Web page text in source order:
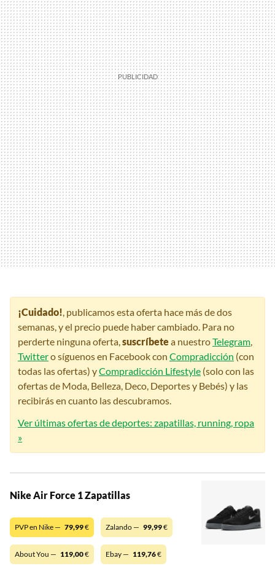
¡Cuidado!, publicamos esta oferta hace más de dos
semanas, y el precio puede haber cambiado. Para no
perderte ninguna oferta,suscríbetea nuestroTelegram,
Twittero síguenos en Facebook con Compradicción (con
todas las ofertas) yCompradicción Lifestyle (solo con las
ofertas de Moda, Belleza, Deco, Deportes y Bebés) y las
recibirás en cuanto las descubramos.
Ver últimas ofertas de deportes: zapatillas, running, ropa
»
Nike Air Force 1 Zapatillas
PVP en Nike — 79,99€ Zalando — 99,99€
About You — 119,00€ Ebay — 119,76€